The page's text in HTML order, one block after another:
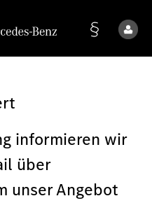
informieren wir
über
unser Angebot